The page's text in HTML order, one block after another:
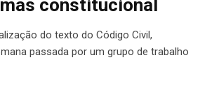
constitucional
do texto do Código Civil,
passada por um grupo de trabalho